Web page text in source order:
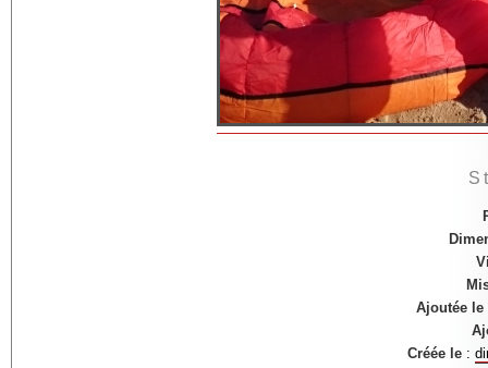
Ajoutée le
Créée le: